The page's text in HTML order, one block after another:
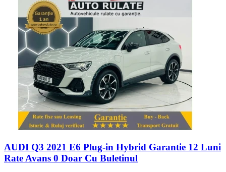
AUDI Q3 2021 E6 Plug-in Hybrid Garantie 12 Luni
Rate Avans 0 Doar Cu Buletinul